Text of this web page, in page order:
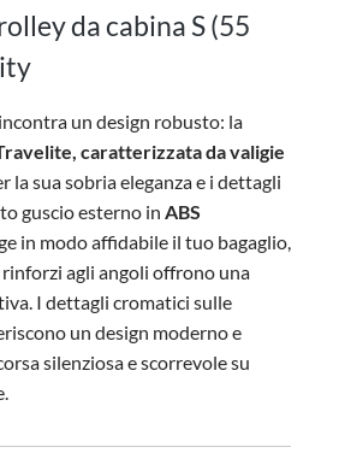
da cabina S (55
un design robusto: la
caratterizzata da valigie
la sua sobria eleganza e i dettagli
guscio esterno in ABS
in modo affidabile il tuo bagaglio,
agli angoli offrono una
I dettagli cromatici sulle
un design moderno e
silenziosa e scorrevole su